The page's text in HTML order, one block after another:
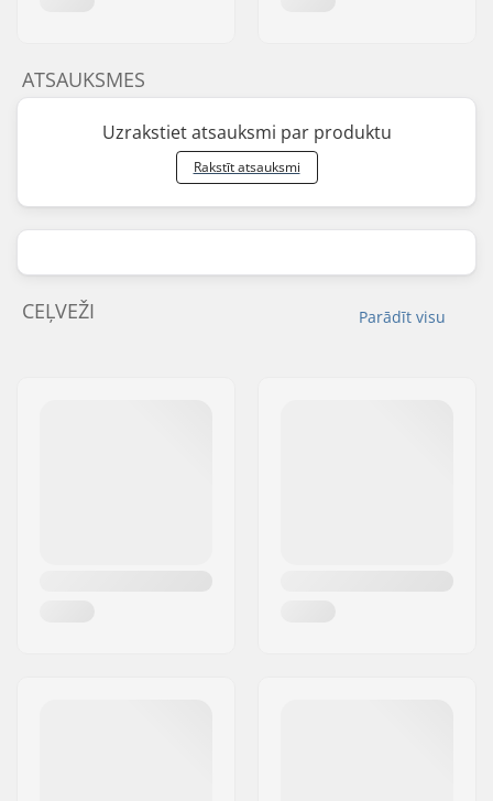
ATSAUKSMES
Uzrakstiet atsauksmi par produktu
Rakstīt atsauksmi
Parādīt visu
CEĻVEŽI